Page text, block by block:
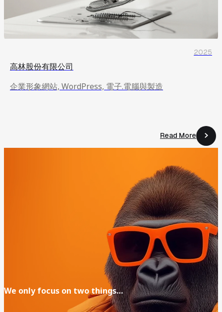
高林股份有限公司
企業形象網站, WordPress, 電子.電腦與製造
2025
Read More
Read More
We only focus on twothings…